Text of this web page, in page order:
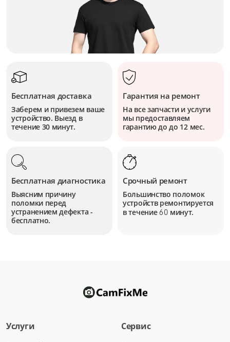
Бесплатная доставка
Заберем и привезем ваше
устройство. Выезд в
течение 30 минут.
Гарантия на ремонт
На все запчасти и услуги
мы предоставляем
гарантию до до 12 мес.
Бесплатная диагностика
Выясним причину
поломки перед
устранением дефекта -
бесплатно.
Срочный ремонт
Большинство поломок
устройств ремонтируется
в течение60 минут.
Услуги
Сервис